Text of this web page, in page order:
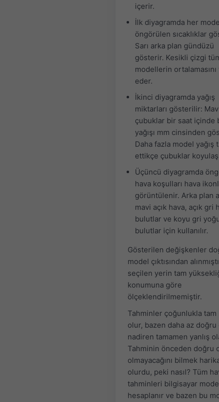
içerir.
İlk diyagramda her
öngörülen sıcaklıklar
Sarı arka plan gündüzü
gösterir. Kesikli çizgi
modellerin
eder.
İkinci diyagramda yağış
miktarları gösterilir:
çubuklar bir saat içinde
yağışı mm cinsinden
Daha fazla model yağış
ettikçe çubuklar
Üçüncü diyagramda
hava koşulları hava
görüntülenir. Arka plan
mavi açık hava, açık gri
bulutlar ve koyu gri
bulutlar için kullanılır.
Gösterilen değişkenler
model çıktısından
seçilen yerin tam
konumuna göre
ölçeklendirilmemiştir.
Tahminler çoğunlukla
olur, bazen daha az
nadiren tamamen yanlış
Tahminin önceden doğru
olmayacağını bilmek
olurdu, peki nasıl? Tüm
tahminleri bilgisayar
hesaplanır ve bazen bu